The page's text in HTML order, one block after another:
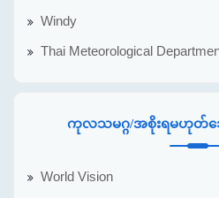
Windy
Thai Meteorological
ကုလသမဂ္ဂ/အစိုးရမဟုတ်သ
World Vision